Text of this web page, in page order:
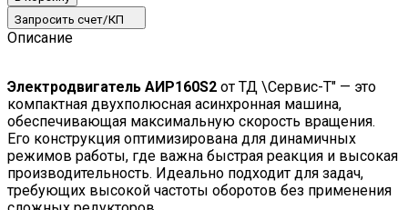
Запросить счет/КП
Описание
Электродвигатель АИР160S2 от ТД \Сервис-Т" — это
компактная двухполюсная асинхронная машина,
обеспечивающая максимальную скорость вращения.
Его конструкция оптимизирована для динамичных
режимов работы, где важна быстрая реакция и высокая
производительность. Идеально подходит для задач,
требующих высокой частоты оборотов без применения